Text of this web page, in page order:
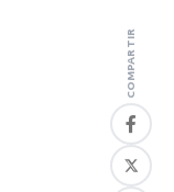
COMPARTIR